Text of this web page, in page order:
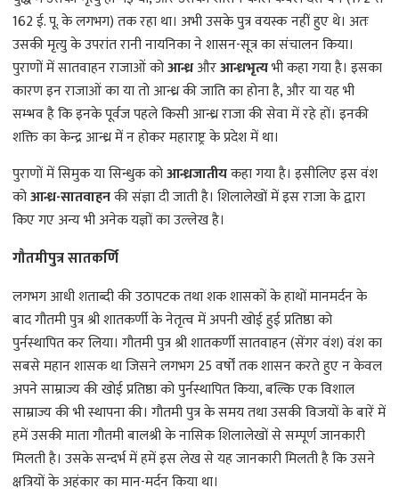
162 ई. पू. के लगभग) तक रहा था। अभी उसके पुत्र वयस्क नहीं हुए थे। अतः
उसकी मृत्यु के उपरांत रानी नायनिका ने शासन-सूत्र का संचालन किया।
पुराणों में सातवाहन राजाओं कोआन्ध्रऔरआन्ध्रभृत्यभी कहा गया है। इसका
कारण इन राजाओं का या तो आन्ध्र की जाति का होना है, और या यह भी
सम्भव है कि इनके पूर्वज पहले किसी आन्ध्र राजा की सेवा में रहे हों। इनकी
शक्ति का केन्द्र आन्ध्र में न होकर महाराष्ट्र के प्रदेश में था।
पुराणों में सिमुक या सिन्धुक कोआन्ध्रजातीयकहा गया है। इसीलिए इस वंश
कोआन्ध्र-सातवाहनकी संज्ञा दी जाती है। शिलालेखों में इस राजा के द्वारा
किए गए अन्य भी अनेक यज्ञों का उल्लेख है।
गौतमीपुत्र सातकर्णि
लगभग आधी शताब्दी की उठापटक तथा शक शासकों के हाथों मानमर्दन के
बाद गौतमी पुत्र श्री शातकर्णी के नेतृत्व में अपनी खोई हुई प्रतिष्ठा को
पुर्नस्थापित कर लिया। गौतमी पुत्र श्री शातकर्णी सातवाहन (सेंगर वंश) वंश का
सबसे महान शासक था जिसने लगभग 25 वर्षों तक शासन करते हुए न केवल
अपने साम्राज्य की खोई प्रतिष्ठा को पुर्नस्थापित किया, बल्कि एक विशाल
साम्राज्य की भी स्थापना की। गौतमी पुत्र के समय तथा उसकी विजयों के बारें में
हमें उसकी माता गौतमी बालश्री के नासिक शिलालेखों से सम्पूर्ण जानकारी
मिलती है। उसके सन्दर्भ में हमें इस लेख से यह जानकारी मिलती है कि उसने
क्षत्रियों के अहंकार का मान-मर्दन किया था।